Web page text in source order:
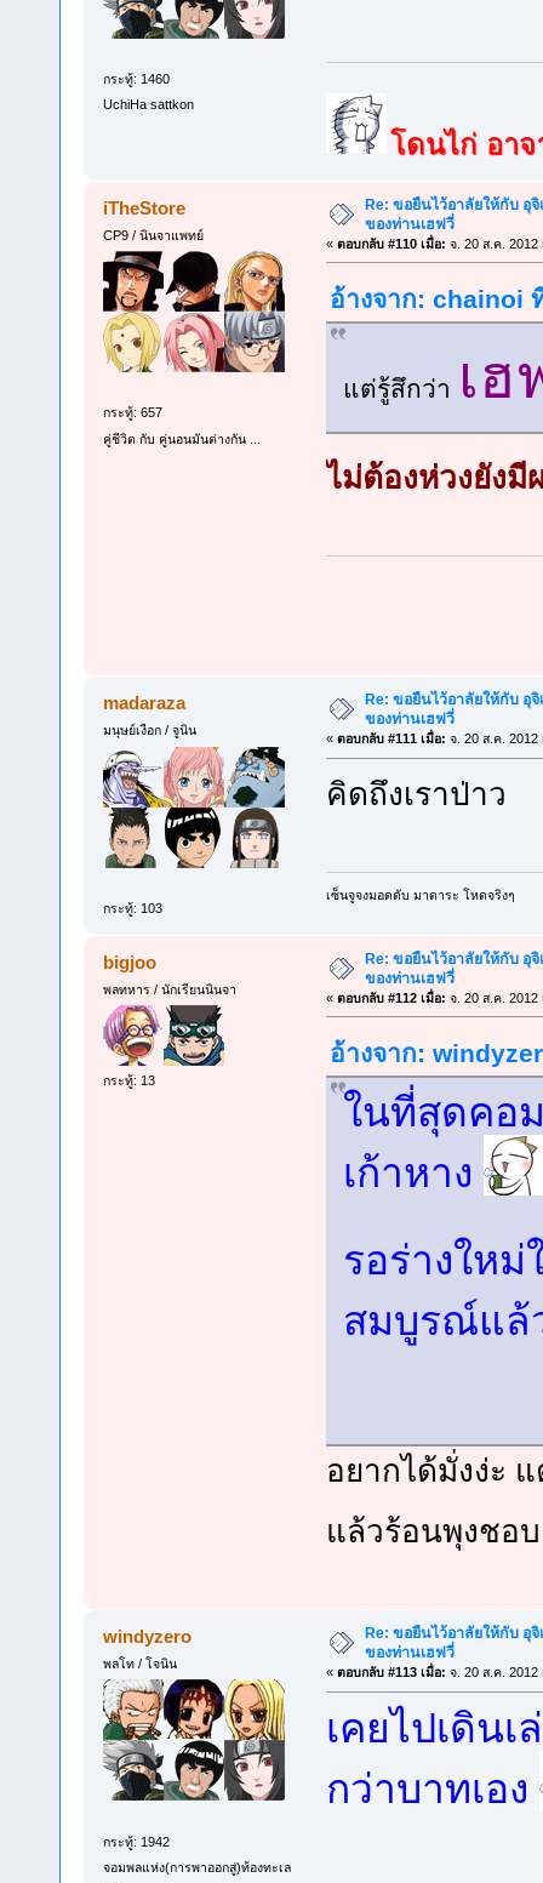
กระทู้: 1460
UchiHa sattkon
โดนไก่ อา
iTheStore
CP9 / นินจาแพทย์
กระทู้: 657
คู่ชีวิต กับ คู่นอนมันต่างกัน ...
Re: ขอยืนไว้อาลัยให้กับ อุ
ของท่านเฮฟวี่
« ตอบกลับ #110 เมื่อ: จ. 20 ส.ค. 2012
อ้างจาก: chainoi
แต่รู้สึกว่า เฮ
ไม่ต้องห่วงยังมี
madaraza
มนุษย์เงือก / จูนิน
กระทู้: 103
Re: ขอยืนไว้อาลัยให้กับ อุ
ของท่านเฮฟวี่
« ตอบกลับ #111 เมื่อ: จ. 20 ส.ค. 2012
คิดถึงเราป่าว
เซ็นจูจงมอดดับ มาดาระ โหดจริงๆ
bigjoo
พลทหาร / นักเรียนนินจา
กระทู้: 13
Re: ขอยืนไว้อาลัยให้กับ อุ
ของท่านเฮฟวี่
« ตอบกลับ #112 เมื่อ: จ. 20 ส.ค. 2012
อ้างจาก:
ในที่สุดคอ
เก้าหาง
รอร่างให
สมบูรณ์แล้
อยากได้มั่งง่ะ
แล้วร้อนพุงชอ
windyzero
พลโท / โจนิน
กระทู้: 1942
จอมพลแห่ง(การพาออกสู่)ท้องทะเล
Re: ขอยืนไว้อาลัยให้กับ อุ
ของท่านเฮฟวี่
« ตอบกลับ #113 เมื่อ: จ. 20 ส.ค. 2012
เคยไปเดิน
กว่าบาทเอง